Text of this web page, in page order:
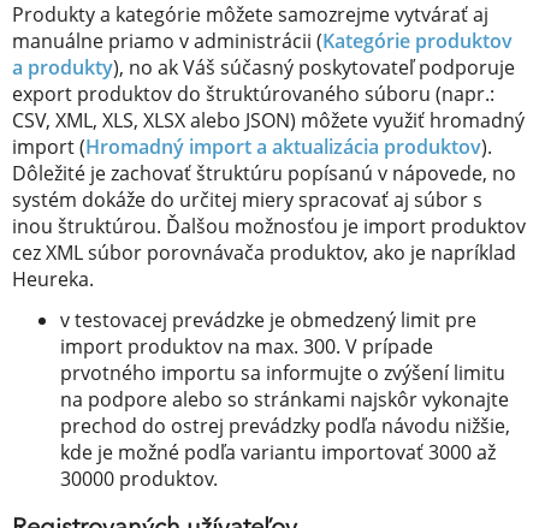
Produkty a kategórie môžete samozrejme vytvárať aj
manuálne priamo v administrácii (Kategórie produktov
a produkty), no ak Váš súčasný poskytovateľ podporuje
export produktov do štruktúrovaného súboru (napr.:
CSV, XML, XLS, XLSX alebo JSON) môžete využiť hromadný
import (Hromadný import a aktualizácia produktov).
Dôležité je zachovať štruktúru popísanú v nápovede, no
systém dokáže do určitej miery spracovať aj súbor s
inou štruktúrou. Ďalšou možnosťou je import produktov
cez XML súbor porovnávača produktov, ako je napríklad
Heureka.
v testovacej prevádzke je obmedzený limit pre
import produktov na max. 300. V prípade
prvotného importu sa informujte o zvýšení limitu
na podpore alebo so stránkami najskôr vykonajte
prechod do ostrej prevádzky podľa návodu nižšie,
kde je možné podľa variantu importovať 3000 až
30000 produktov.